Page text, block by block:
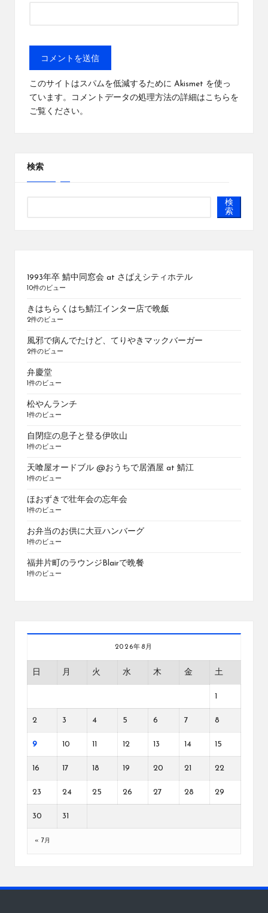
このサイトはスパムを低減するために Akismet を使っ
ています。
コメントデータの処理方法の詳細はこちらを
ご覧ください。
検索
検
索
1993年卒 鯖中同窓会 at さばえシティホテル
10件のビュー
きはちらくはち鯖江インター店で晩飯
2件のビュー
風邪で病んでたけど、てりやきマックバーガー
2件のビュー
弁慶堂
1件のビュー
松やんランチ
1件のビュー
自閉症の息子と登る伊吹山
1件のビュー
天喰屋オードブル @おうちで居酒屋 at 鯖江
1件のビュー
ほおずきで壮年会の忘年会
1件のビュー
お弁当のお供に大豆ハンバーグ
1件のビュー
福井片町のラウンジBlairで晩餐
1件のビュー
2026年8月
日 月 火 水 木 金 土
2 3 4 5 6 7 8
9 10 12 13 14 15
16 17 18 19 20 21 22
23 24 25 26 27 28 29
30 31
« 7月